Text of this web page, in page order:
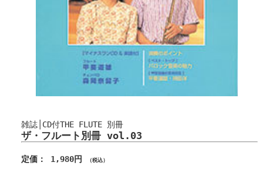
雑誌│CD付THE FLUTE 別冊
ザ・フルート別冊 vol.03
定価： 1,980円 （税込）